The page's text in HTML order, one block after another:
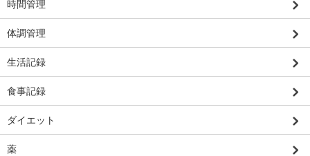
時間管理
体調管理
生活記録
食事記録
ダイエット
薬